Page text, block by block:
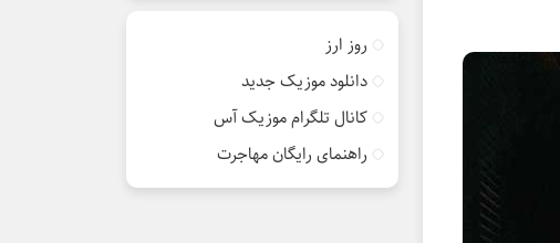
روز ارز
دانلود موزیک جدید
کانال تلگرام موزیک آس
راهنمای رایگان مهاجرت